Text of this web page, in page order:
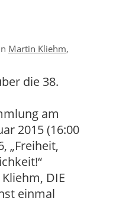
Martin Kliehm,
die 38.
am
2015 (16:00
„Freiheit,
DIE
einmal